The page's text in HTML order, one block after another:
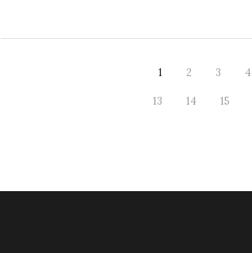
1 2 3 4
13 14 15